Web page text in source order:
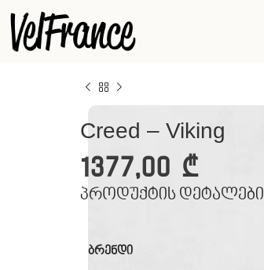
Creed – Viking
1377,00 ₾
პროდუქტის დეტალები
ᲑᲠᲔᲜᲓᲘ